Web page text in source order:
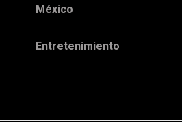
México
Entretenimiento